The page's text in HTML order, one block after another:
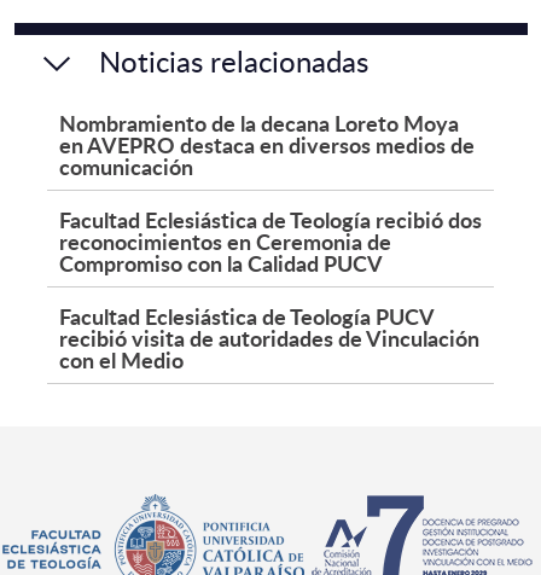
Noticias relacionadas
Nombramiento de la decana Loreto Moya
en AVEPRO destaca en diversos medios de
comunicación
Facultad Eclesiástica de Teología recibió dos
reconocimientos en Ceremonia de
Compromiso con la Calidad PUCV
Facultad Eclesiástica de Teología PUCV
recibió visita de autoridades de Vinculación
con el Medio